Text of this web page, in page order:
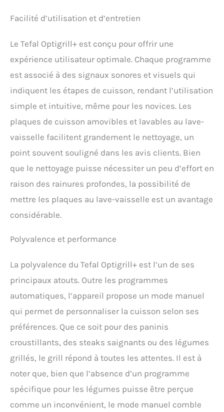
Facilité d’utilisation et d’entretien
Le Tefal Optigrill+ est conçu pour offrir une
expérience utilisateur optimale. Chaque programme
est associé à des signaux sonores et visuels qui
indiquent les étapes de cuisson, rendant l’utilisation
simple et intuitive, même pour les novices. Les
plaques de cuisson amovibles et lavables au lave-
vaisselle facilitent grandement le nettoyage, un
point souvent souligné dans les avis clients. Bien
que le nettoyage puisse nécessiter un peu d’effort en
raison des rainures profondes, la possibilité de
mettre les plaques au lave-vaisselle est un avantage
considérable.
Polyvalence et performance
La polyvalence du Tefal Optigrill+ est l’un de ses
principaux atouts. Outre les programmes
automatiques, l’appareil propose un mode manuel
qui permet de personnaliser la cuisson selon ses
préférences. Que ce soit pour des paninis
croustillants, des steaks saignants ou des légumes
grillés, le grill répond à toutes les attentes. Il est à
noter que, bien que l’absence d’un programme
spécifique pour les légumes puisse être perçue
comme un inconvénient, le mode manuel comble